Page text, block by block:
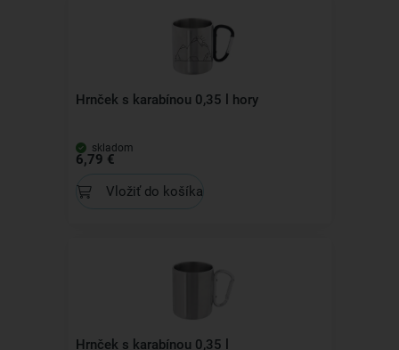
Hrnček s karabínou 0,35 l hory
skladom
6,79 €
Vložiť do košíka
Hrnček s karabínou 0,35 l